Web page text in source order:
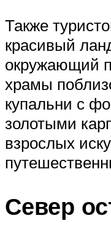
Также
красивый
окружающий
храмы
купальни с
золотыми
взрослых
Север